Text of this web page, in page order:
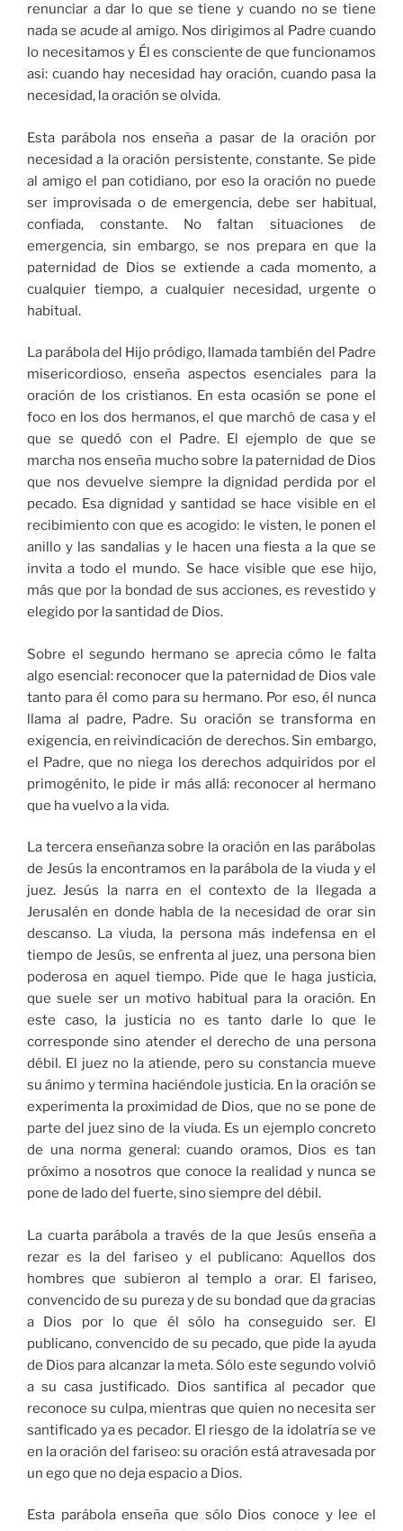
renunciar a dar lo que se tiene y cuando no se tiene
nada se acude al amigo. Nos dirigimos al Padre cuando
lo necesitamos y Él es consciente de que funcionamos
asi: cuando hay necesidad hay oración, cuando pasa la
necesidad, la oración se olvida.
Esta parábola nos enseña a pasar de la oración por
necesidad a la oración persistente, constante. Se pide
al amigo el pan cotidiano, por eso la oración no puede
ser improvisada o de emergencia, debe ser habitual,
confiada, constante. No faltan situaciones de
emergencia, sin embargo, se nos prepara en que la
paternidad de Dios se extiende a cada momento, a
cualquier tiempo, a cualquier necesidad, urgente o
habitual.
La parábola del Hijo pródigo, llamada también del Padre
misericordioso, enseña aspectos esenciales para la
oración de los cristianos. En esta ocasión se pone el
foco en los dos hermanos, el que marchó de casa y el
que se quedó con el Padre. El ejemplo de que se
marcha nos enseña mucho sobre la paternidad de Dios
que nos devuelve siempre la dignidad perdida por el
pecado. Esa dignidad y santidad se hace visible en el
recibimiento con que es acogido: le visten, le ponen el
anillo y las sandalias y le hacen una fiesta a la que se
invita a todo el mundo. Se hace visible que ese hijo,
más que por la bondad de sus acciones, es revestido y
elegido por la santidad de Dios.
Sobre el segundo hermano se aprecia cómo le falta
algo esencial: reconocer que la paternidad de Dios vale
tanto para él como para su hermano. Por eso, él nunca
llama al padre, Padre. Su oración se transforma en
exigencia, en reivindicación de derechos. Sin embargo,
el Padre, que no niega los derechos adquiridos por el
primogénito, le pide ir más allá: reconocer al hermano
que ha vuelvo a la vida.
La tercera enseñanza sobre la oración en las parábolas
de Jesús la encontramos en la parábola de la viuda y el
juez. Jesús la narra en el contexto de la llegada a
Jerusalén en donde habla de la necesidad de orar sin
descanso. La viuda, la persona más indefensa en el
tiempo de Jesús, se enfrenta al juez, una persona bien
poderosa en aquel tiempo. Pide que le haga justicia,
que suele ser un motivo habitual para la oración. En
este caso, la justicia no es tanto darle lo que le
corresponde sino atender el derecho de una persona
débil. El juez no la atiende, pero su constancia mueve
su ánimo y termina haciéndole justicia. En la oración se
experimenta la proximidad de Dios, que no se pone de
parte del juez sino de la viuda. Es un ejemplo concreto
de una norma general: cuando oramos, Dios es tan
próximo a nosotros que conoce la realidad y nunca se
pone de lado del fuerte, sino siempre del débil.
La cuarta parábola a través de la que Jesús enseña a
rezar es la del fariseo y el publicano: Aquellos dos
hombres que subieron al templo a orar. El fariseo,
convencido de su pureza y de su bondad que da gracias
a Dios por lo que él sólo ha conseguido ser. El
publicano, convencido de su pecado, que pide la ayuda
de Dios para alcanzar la meta. Sólo este segundo volvió
a su casa justificado. Dios santifica al pecador que
reconoce su culpa, mientras que quien no necesita ser
santificado ya es pecador. El riesgo de la idolatría se ve
en la oración del fariseo: su oración está atravesada por
un ego que no deja espacio a Dios.
Esta parábola enseña que sólo Dios conoce y lee el